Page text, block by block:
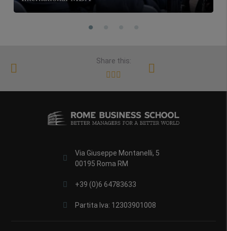
Share this:
Via Giuseppe Montanelli, 5
00195 Roma RM
+39 (0)6 64783633
Partita Iva: 12303901008